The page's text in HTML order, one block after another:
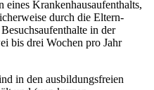
eines Krankenhausaufenthalts,
durch die Eltern-
in der
bis drei Wochen pro Jahr
in den ausbildungsfreien